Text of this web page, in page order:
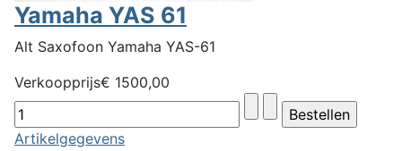
Yamaha YAS 61
Alt Saxofoon Yamaha YAS-61
Verkoopprijs€ 1500,00
Artikelgegevens